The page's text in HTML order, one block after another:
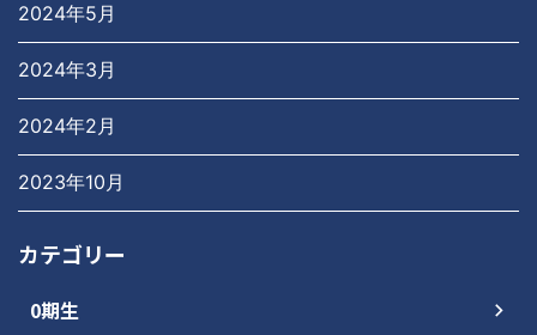
2024年5月
2024年3月
2024年2月
2023年10月
カテゴリー
0期生